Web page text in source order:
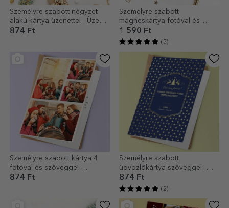
Személyre szabott négyzet
alakú kártya üzenettel - Üzenet
a Mikulástól
874 Ft
Személyre szabott
mágneskártya fotóval és
karácsonyi üzenettel a
nagyszülőknek
1 590 Ft
(5)
Személyre szabott kártya 4
fotóval és szöveggel -
Karácsonyi koszorú
874 Ft
Személyre szabott
üdvözlőkártya szöveggel -
Sparkle design
874 Ft
(2)